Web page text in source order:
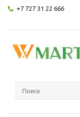
+7 727 31 22 666